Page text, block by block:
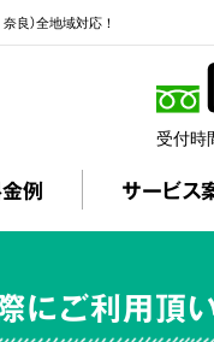
良）全地域対応！
受付時
金例 サービス
にご利用頂